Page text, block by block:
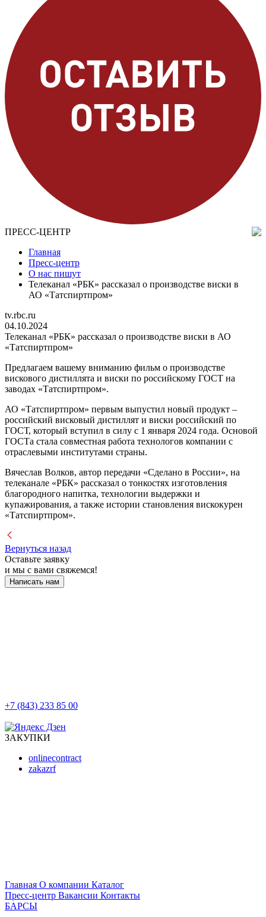
ПРЕСС-ЦЕНТР
Главная
Пресс-центр
О нас пишут
Телеканал «РБК» рассказал о производстве виски в
АО «Татспиртпром»
tv.rbc.ru
04.10.2024
Телеканал «РБК» рассказал о производстве виски в АО
«Татспиртпром»
Предлагаем вашему вниманию фильм о производстве
вискового дистиллята и виски по российскому ГОСТ на
заводах «Татспиртпром».
АО «Татспиртпром» первым выпустил новый продукт –
российский висковый дистиллят и виски российский по
ГОСТ, который вступил в силу с 1 января 2024 года. Основой
ГОСТа стала совместная работа технологов компании с
отраслевыми институтами страны.
Вячеслав Волков, автор передачи «Сделано в России», на
телеканале «РБК» рассказал о тонкостях изготовления
благородного напитка, технологии выдержки и
купажирования, а также истории становления вискокурен
«Татспиртпром».
Вернуться назад
Оставьте заявку
и мы с вами свяжемся!
Написать нам
+7 (843) 233 85 00
ЗАКУПКИ
onlinecontract
zakazrf
Главная О компании Каталог
Пресс-центр Вакансии Контакты
БАРСЫ